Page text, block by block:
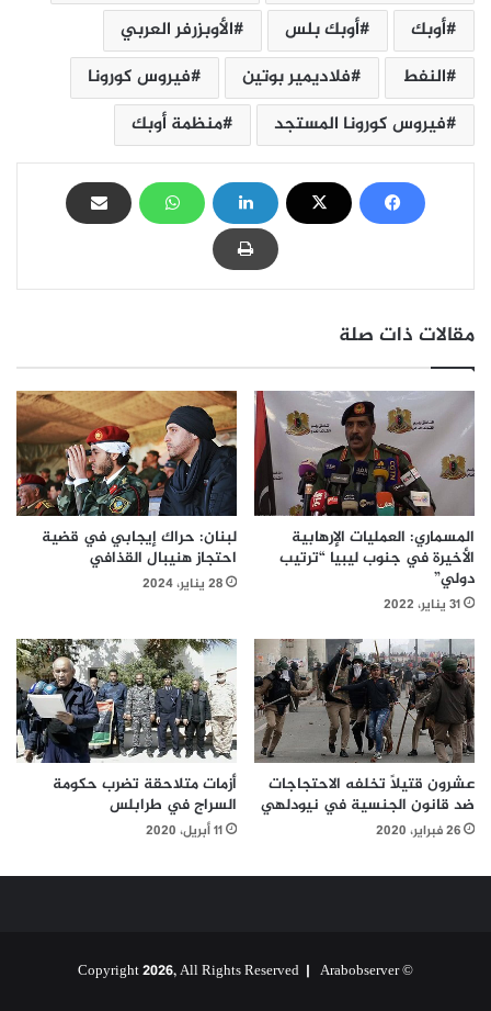
أوبك
أوبك بلس
الأوبزرفر العربي
النفط
فلاديمير بوتين
فيروس كورونا
فيروس كورونا المستجد
منظمة أوبك
مقالات ذات صلة
المسماري: العمليات الإرهابية
الأخيرة في جنوب ليبيا “ترتيب
دولي”
31 يناير، 2022
لبنان: حراك إيجابي في قضية
احتجاز هنيبال القذافي
28 يناير، 2024
عشرون قتيلاً تخلفه الاحتجاجات
ضد قانون الجنسية في نيودلهي
26 فبراير، 2020
أزمات متلاحقة تضرب حكومة
السراج في طرابلس
11 أبريل، 2020
© Copyright 2026, All Rights Reserved |
Arabobserver